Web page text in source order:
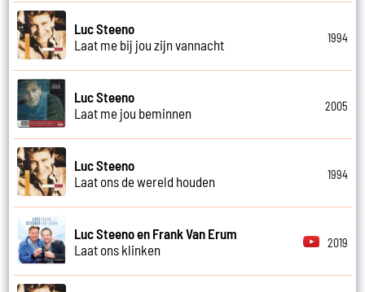
Luc Steeno
Laat me bij jou zijn vannacht
1994
Luc Steeno
Laat me jou beminnen
2005
Luc Steeno
Laat ons de wereld houden
1994
Luc Steeno en Frank Van Erum
Laat ons klinken
2019